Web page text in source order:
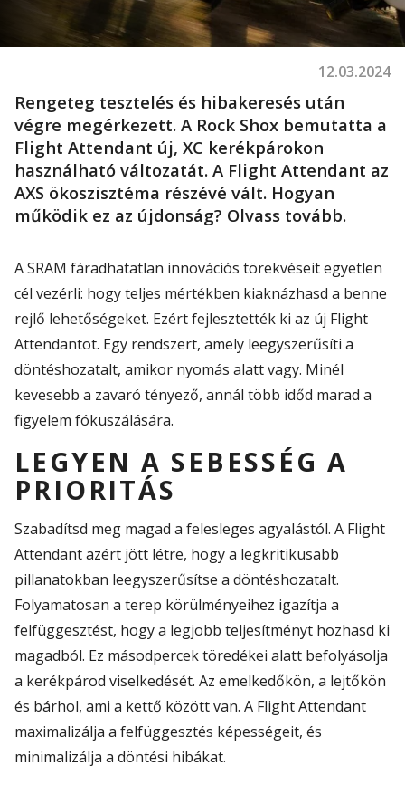
12.03.2024
Rengeteg tesztelés és hibakeresés után
végre megérkezett. A Rock Shox bemutatta a
Flight Attendant új, XC kerékpárokon
használható változatát. A Flight Attendant az
AXS ökoszisztéma részévé vált. Hogyan
működik ez az újdonság? Olvass tovább.
A SRAM fáradhatatlan innovációs törekvéseit egyetlen
cél vezérli: hogy teljes mértékben kiaknázhasd a benne
rejlő lehetőségeket. Ezértfejlesztették ki az új Flight
Attendantot. Egy rendszert, amely leegyszerűsíti a
döntéshozatalt, amikor nyomás alatt vagy. Minél
kevesebb a zavaró tényező, annál több időd marad a
figyelem fókuszálására.
LEGYEN A SEBESSÉG A
PRIORITÁS
Szabadítsd meg magad a felesleges agyalástól. A Flight
Attendantazért jött létre, hogy a legkritikusabb
pillanatokban leegyszerűsítse a döntéshozatalt.
Folyamatosan a terep körülményeihez igazítja a
felfüggesztést, hogy a legjobb teljesítményt hozhasd ki
magadból. Ez másodpercek töredékei alatt befolyásolja
a kerékpárod viselkedését. Az emelkedőkön, a lejtőkön
és bárhol, ami a kettő között van. A FlightAttendant
maximalizálja a felfüggesztés képességeit, és
minimalizálja a döntési hibákat.